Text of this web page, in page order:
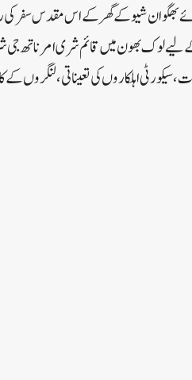
بھگوان شیو کے گھر کے اس مقدس سفر
لیے لوک بھون میں قائم شری امرناتھ
اہلکاروں کی تعیناتی، لنگروں